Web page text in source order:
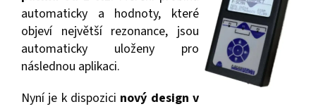
automaticky a hodnoty, které
objeví největší rezonance, jsou
automaticky uloženy pro
následnou aplikaci.
Nyní je k dispozici nový design v